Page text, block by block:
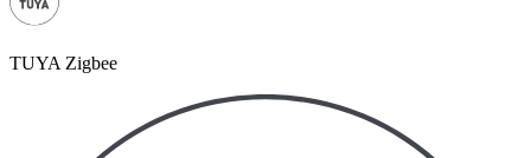
TUYA Zigbee